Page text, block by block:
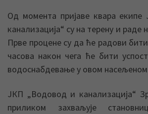
Од момента пријаве квара
канализација“ су на терену и раде
Прве процене су да ће радови
часова након чега ће бити
водоснабдевање у овом насељеном
ЈКП „Водовод и канализација“
приликом захваљује